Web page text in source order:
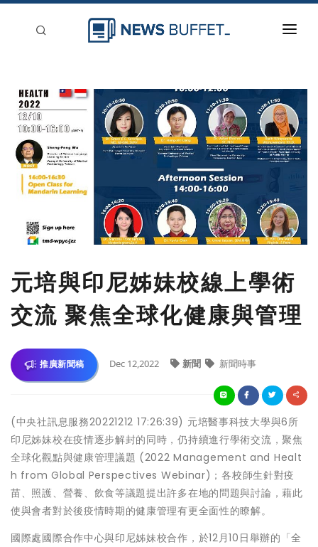
新聞稿分類
登入
刊登
元培與印尼姊妹校線上學術
交流 聚焦全球化健康與管理
推廣新聞稿 Dec 12,2022 新聞 新聞時事
(中央社訊息服務20221212 17:26:39) 元培醫事科技大學與6所
印尼姊妹校在疫情逐步解封的同時，仍持續進行學術交流，聚焦
全球化觀點與健康管理議題 (2022 Management and Healt
h from Global Perspectives Webinar)；各校師生針對疫
苗、照護、營養、飲食等議題提出許多在地的問題與討論，藉此
使與會者對於後疫情時期的健康管理有更全面性的瞭解。
國際處國際合作中心與印尼姊妹校合作，於12月10日舉辦的「全